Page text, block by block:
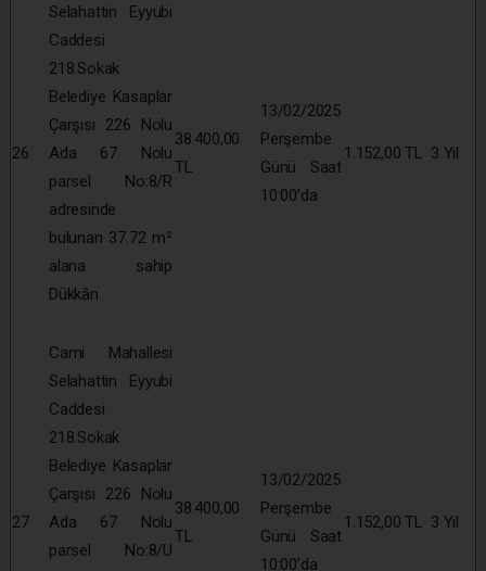
26
Selahattin Eyyubi
Caddesi
218.Sokak
Belediye Kasaplar
Çarşısı 226 Nolu
Ada 67 Nolu
parsel No:8/R
adresinde
bulunan 37.72 m²
alana sahip
Dükkân
38.400,00
TL
13/02/2025
Perşembe
Günü Saat
10:00’da
1.152,00 TL 3 Yıl
27
Cami Mahallesi
Selahattin Eyyubi
Caddesi
218.Sokak
Belediye Kasaplar
Çarşısı 226 Nolu
Ada 67 Nolu
parsel No:8/U
38.400,00
TL
13/02/2025
Perşembe
Günü Saat
10:00’da
1.152,00 TL 3 Yıl